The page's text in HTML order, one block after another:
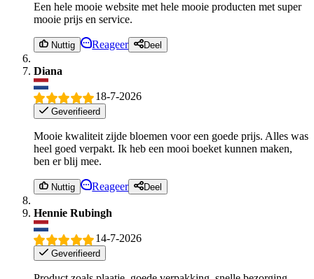
Een hele mooie website met hele mooie producten met super
mooie prijs en service.
Nuttig Reageer Deel
Diana
18-7-2026
Geverifieerd
Mooie kwaliteit zijde bloemen voor een goede prijs. Alles was
heel goed verpakt. Ik heb een mooi boeket kunnen maken,
ben er blij mee.
Nuttig Reageer Deel
Hennie Rubingh
14-7-2026
Geverifieerd